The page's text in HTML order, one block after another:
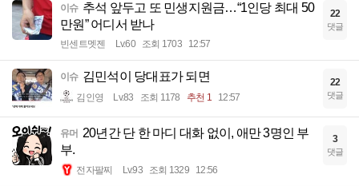
이슈 추석 앞두고 또 민생지원금…“1인당 최대 50
만원” 어디서 받나
빈센트멧젠 Lv.60 조회 1703 12:57
22
댓글
이슈 김민석이 당대표가 되면
김인영 Lv.83 조회 1178 추천 1 12:57
22
댓글
유머 20년간 단 한 마디 대화 없이, 애만 3명인 부
부.
전자팔찌 Lv.93 조회 1329 12:56
3
댓글